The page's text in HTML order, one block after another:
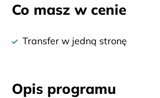
Co masz w cenie
Transfer w jedną stronę
Opis programu